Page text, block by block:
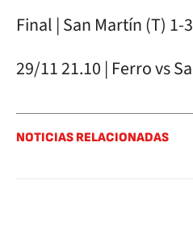
Final | San Martín (T) 1-
29/11 21.10 | Ferro vs
NOTICIAS RELACIONADAS